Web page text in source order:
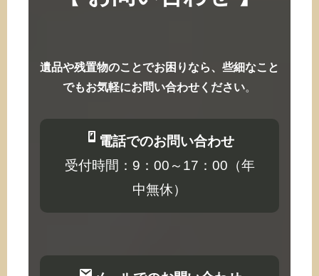
遺品や残置物のことでお困りなら、些細なこと
でもお気軽にお問い合わせください。
電話でのお問い合わせ
受付時間：9：00～17：00（年
中無休）